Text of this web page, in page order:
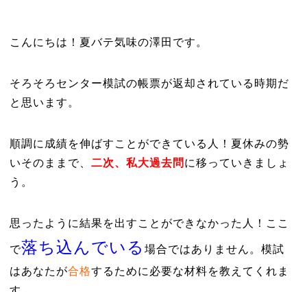
こんにちは！夏バテ気味の澤田です。
そろそろセンター模試の帳票が返却されている時期だ
と思います。
順調に成績を伸ばすことができている人！夏休みの勢
いそのままで、 二次、私大過去問 に移っていきましょ
う。
思ったように結果を出すことができなかった人！ここ
で落ち込んでいる 場合ではありません。模試
はあなたが合格するために必要な材料を教えてくれま